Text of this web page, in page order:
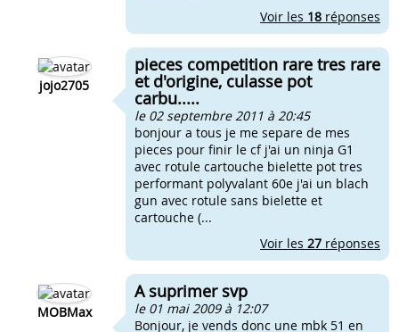
Voir les 18 réponses
jojo2705
pieces competition rare tres rare
et d'origine, culasse pot
carbu.....
le 02 septembre 2011 à 20:45
bonjour a tous je me separe de mes
pieces pour finir le cf j'ai un ninja G1
avec rotule cartouche bielette pot tres
performant polyvalant 60e j'ai un blach
gun avec rotule sans bielette et
cartouche (...
Voir les 27 réponses
MOBMax
A suprimer svp
le 01 mai 2009 à 12:07
Bonjour, je vends donc une mbk 51 en